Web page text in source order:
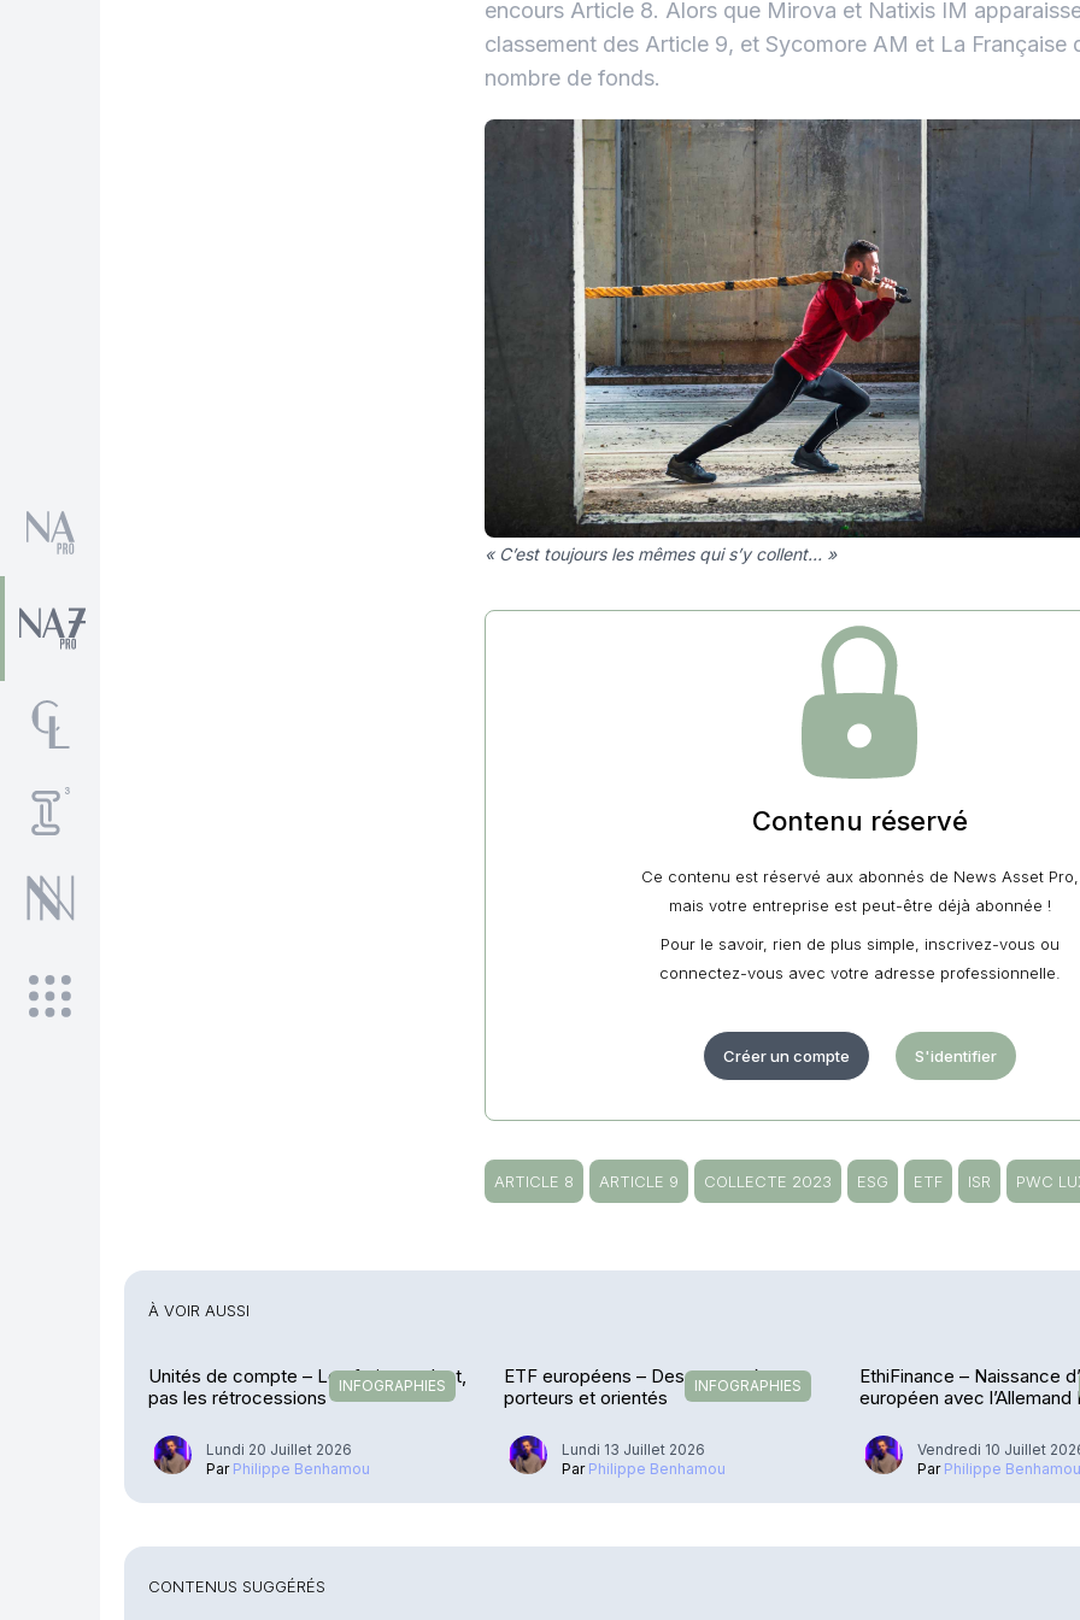
encours Article 8. Alors que Mirova et Natixis IM
classement des Article 9, et Sycomore AM et La Française
nombre de fonds.
« C’est toujours les mêmes qui s’y collent… »
Contenu réservé
Ce contenu est réservé aux abonnés de News Asset Pro,
mais votre entreprise est peut-être déjà abonnée !
Pour le savoir, rien de plus simple, inscrivez-vous ou
connectez-vous avec votre adresse professionnelle.
Créer un compte S'identifier
ARTICLE 8 ARTICLE 9 COLLECTE 2023 ESG ETF ISR PWC
À VOIR AUSSI
INFOGRAPHIES
Unités de compte – Les frais reculent,
pas les rétrocessions
Lundi 20 Juillet 2026
Par Philippe Benhamou
INFOGRAPHIES
ETF européens – Des vents très
porteurs et orientés
Lundi 13 Juillet 2026
Par Philippe Benhamou
EthiFinance – Naissance
européen avec l’Allemand
Vendredi 10 Juillet
Par Philippe
CONTENUS SUGGÉRÉS